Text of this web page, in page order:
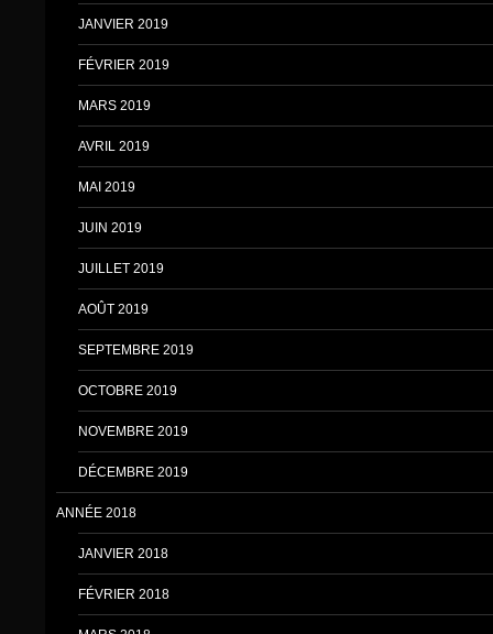
JANVIER 2019
FÉVRIER 2019
MARS 2019
AVRIL 2019
MAI 2019
JUIN 2019
JUILLET 2019
AOÛT 2019
SEPTEMBRE 2019
OCTOBRE 2019
NOVEMBRE 2019
DÉCEMBRE 2019
ANNÉE 2018
JANVIER 2018
FÉVRIER 2018